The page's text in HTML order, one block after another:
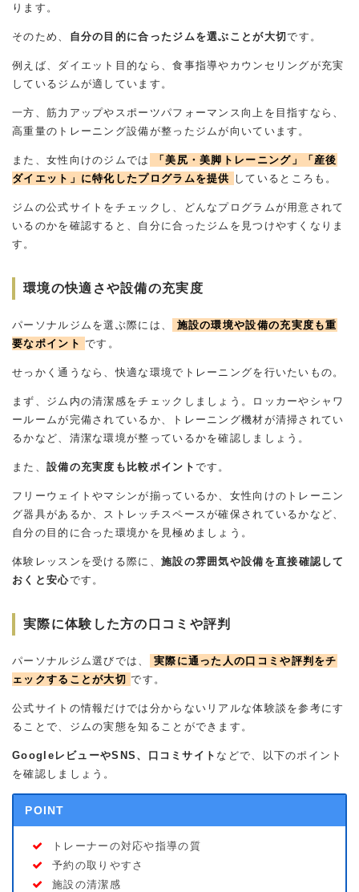
ります。
そのため、 自分の目的に合ったジムを選ぶことが大切です。
例えば、ダイエット目的なら、食事指導やカウンセリングが充実
しているジムが適しています。
一方、筋力アップやスポーツパフォーマンス向上を目指すなら、
高重量のトレーニング設備が整ったジムが向いています。
また、女性向けのジムでは
「美尻・美脚トレーニング」「産後
ダイエット」に特化したプログラムを提供 しているところも。
ジムの公式サイトをチェックし、どんなプログラムが用意されて
いるのかを確認すると、自分に合ったジムを見つけやすくなりま
す。
環境の快適さや設備の充実度
パーソナルジムを選ぶ際には、
施設の環境や設備の充実度も重
要なポイント です。
せっかく通うなら、快適な環境でトレーニングを行いたいもの。
まず、ジム内の清潔感をチェックしましょう。ロッカーやシャワ
ールームが完備されているか、トレーニング機材が清掃されてい
るかなど、清潔な環境が整っているかを確認しましょう。
また、 設備の充実度も比較ポイント です。
フリーウェイトやマシンが揃っているか、女性向けのトレーニン
グ器具があるか、ストレッチスペースが確保されているかなど、
自分の目的に合った環境かを見極めましょう。
体験レッスンを受ける際に、 施設の雰囲気や設備を直接確認して
おくと安心です。
実際に体験した方の口コミや評判
パーソナルジム選びでは、
実際に通った人の口コミや評判をチ
ェックすることが大切 です。
公式サイトの情報だけでは分からないリアルな体験談を参考にす
ることで、ジムの実態を知ることができます。
GoogleレビューやSNS、口コミサイト などで、以下のポイント
を確認しましょう。
POINT
トレーナーの対応や指導の質
予約の取りやすさ
施設の清潔感